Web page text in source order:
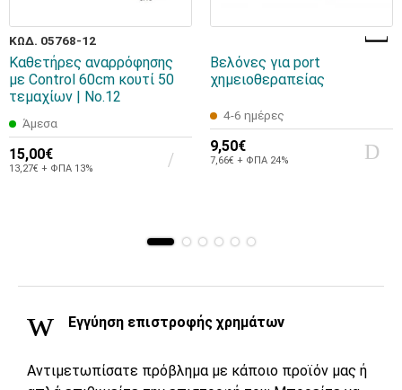
ΚΩΔ. 05768-12
Καθετήρες αναρρόφησης
με Control 60cm κουτί 50
τεμαχίων | No.12
Άμεσα
15,00€
13,27€ + ΦΠΑ 13%
Βελόνες για port
χημειοθεραπείας
4-6 ημέρες
9,50€
7,66€ + ΦΠΑ 24%
Εγγύηση επιστροφής χρημάτων
Αντιμετωπίσατε πρόβλημα με κάποιο προϊόν μας ή